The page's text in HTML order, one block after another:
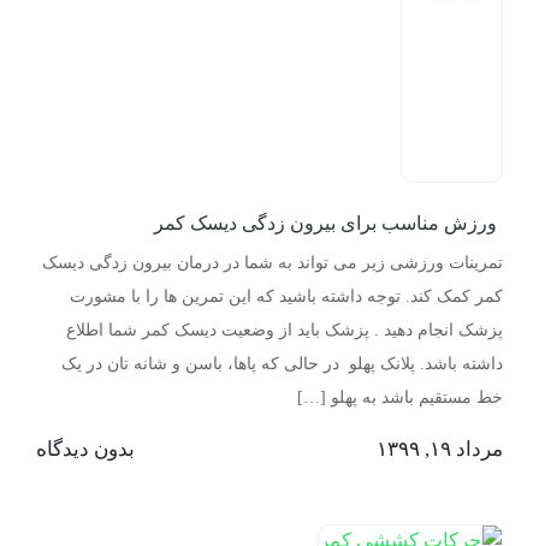
ورزش مناسب برای بیرون زدگی دیسک کمر
تمرینات ورزشی زیر می تواند به شما در درمان بیرون زدگی دیسک
کمر کمک کند. توجه داشته باشید که این تمرین ها را با مشورت
پزشک انجام دهید . پزشک باید از وضعیت دیسک کمر شما اطلاع
داشته باشد. پلانک پهلو در حالی که پاها، باسن و شانه تان در یک
خط مستقیم باشد به پهلو […]
مرداد ۱۹, ۱۳۹۹ بدون دیدگاه